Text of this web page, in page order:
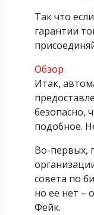
Так что
гарантии
Обзор
Итак,
безопасно,
подобное.
Во-первых,
совета по
но ее нет –
Фейк.